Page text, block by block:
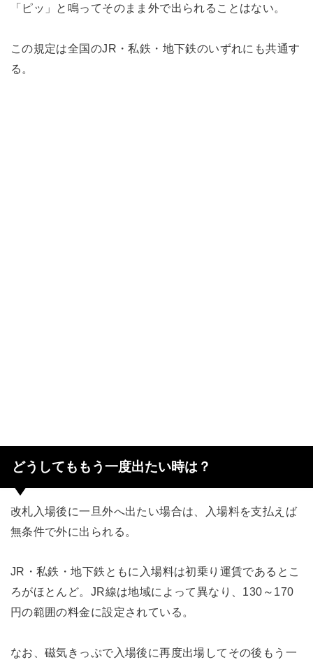
「ピッ」と鳴ってそのまま外で出られることはない。
この規定は全国のJR・私鉄・地下鉄のいずれにも共通す
る。
どうしてももう一度出たい時は？
改札入場後に一旦外へ出たい場合は、入場料を支払えば
無条件で外に出られる。
JR・私鉄・地下鉄ともに入場料は初乗り運賃であるとこ
ろがほとんど。JR線は地域によって異なり、130～170
円の範囲の料金に設定されている。
なお、磁気きっぷで入場後に再度出場してその後もう一